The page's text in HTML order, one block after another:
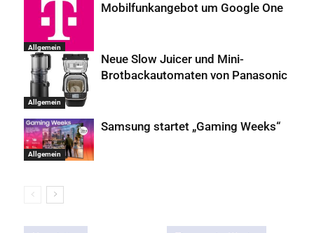
Allgemein
Mobilfunkangebot um Google One
Allgemein
Neue Slow Juicer und Mini-
Brotbackautomaten von Panasonic
Allgemein
Samsung startet „Gaming Weeks“